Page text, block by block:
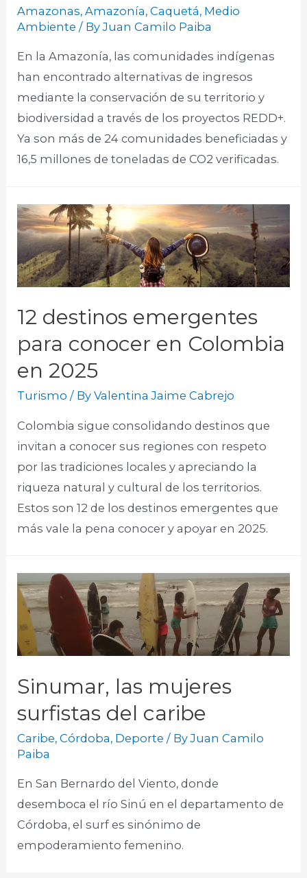
Amazonas,Amazonía,Caquetá, Medio
Ambiente / ByJuan Camilo Paiba
En la Amazonía, las comunidades indígenas
han encontrado alternativas de ingresos
mediante la conservación de su territorio y
biodiversidad a través de los proyectos REDD+.
Ya son más de 24 comunidades beneficiadas y
16,5 millones de toneladas de CO2 verificadas.​
12 destinos emergentes
para conocer en Colombia
en 2025
Turismo / ByValentina Jaime Cabrejo
Colombia sigue consolidando destinos que
invitan a conocer sus regiones con respeto
por las tradiciones locales y apreciando la
riqueza natural y cultural de los territorios.
Estos son 12 de los destinos emergentes que
más vale la pena conocer y apoyar en 2025.​
Sinumar, las mujeres
surfistas del caribe
Caribe,Córdoba, Deporte / ByJuan Camilo
Paiba
En San Bernardo del Viento, donde
desemboca el río Sinú en el departamento de
Córdoba, el surf es sinónimo de
empoderamiento femenino.